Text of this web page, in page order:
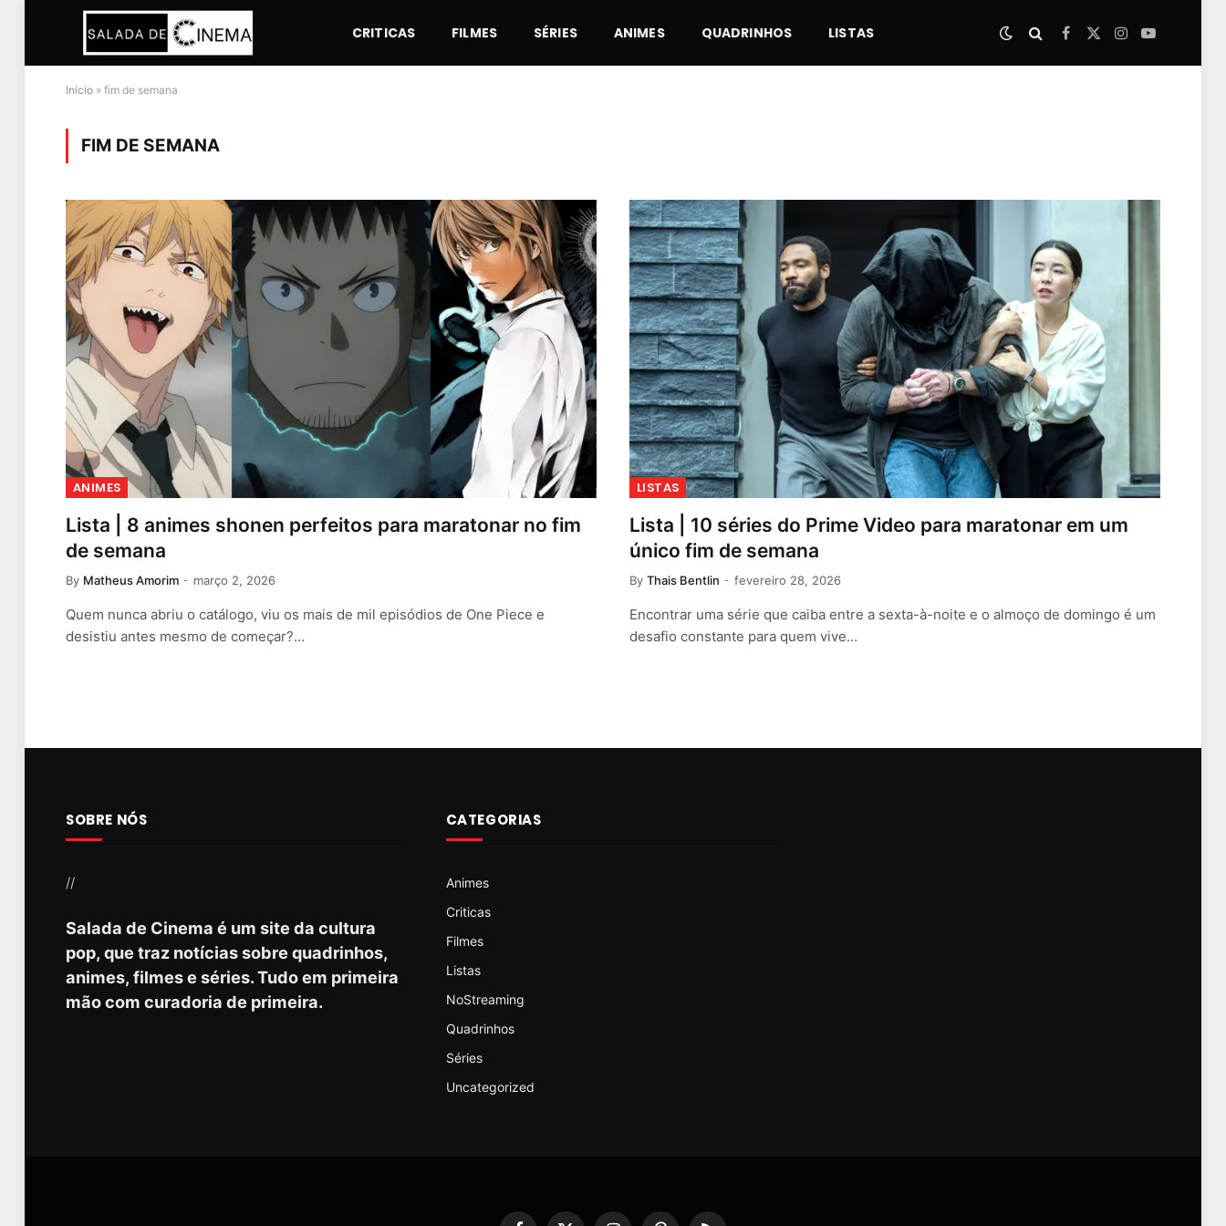
CRITICAS FILMES SÉRIES ANIMES QUADRINHOS LISTAS Facebook
X
Instagram
YouTube
Início » fim de semana
FIM DE SEMANA
ANIMES
Lista | 8 animes shonen perfeitos para maratonar no fim
de semana
By Matheus Amorim março 2, 2026
Quem nunca abriu o catálogo, viu os mais de mil episódios de One Piece e
desistiu antes mesmo de começar?…
LISTAS
Lista | 10 séries do Prime Video para maratonar em um
único fim de semana
By Thais Bentlin fevereiro 28, 2026
Encontrar uma série que caiba entre a sexta-à-noite e o almoço de domingo é um
desafio constante para quem vive…
SOBRE NÓS
//
Salada de Cinema é um site da cultura
pop, que traz notícias sobre quadrinhos,
animes, filmes e séries. Tudo em primeira
mão com curadoria de primeira.
CATEGORIAS
Animes
Criticas
Filmes
Listas
NoStreaming
Quadrinhos
Séries
Uncategorized